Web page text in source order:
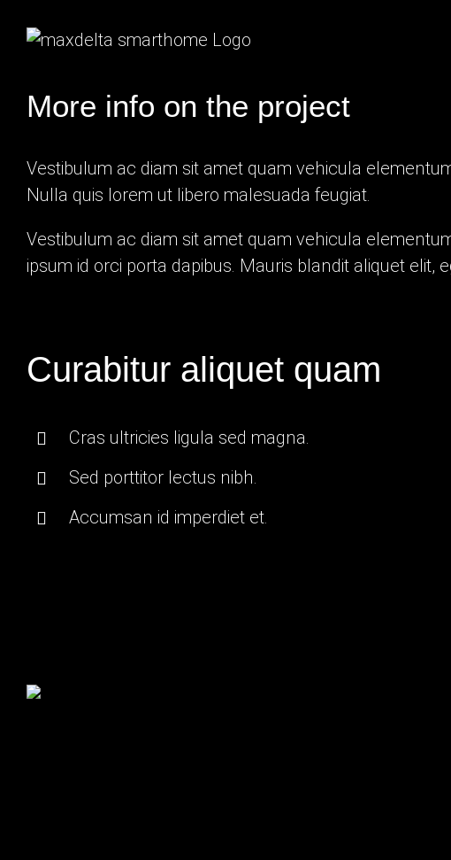
Inhalt
More info on the project
Vestibulum ac diam sit amet quam vehicula
Nulla quis lorem ut libero malesuada feugiat.
Vestibulum ac diam sit amet quam vehicula
ipsum id orci porta dapibus. Mauris blandit aliquet elit,
Curabitur aliquet quam
Cras ultricies ligula sed magna.
Sed porttitor lectus nibh.
Accumsan id imperdiet et.